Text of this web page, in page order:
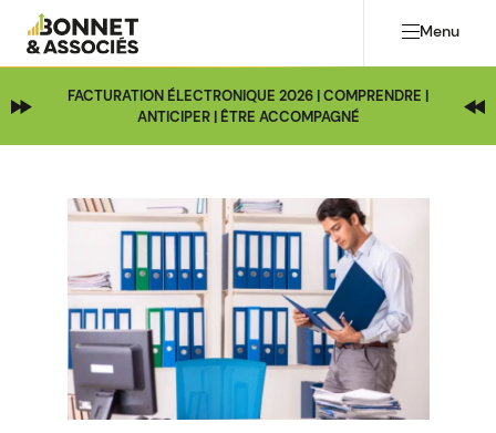
Menu
FACTURATION ÉLECTRONIQUE 2026 | COMPRENDRE |
ANTICIPER | ÊTRE ACCOMPAGNÉ